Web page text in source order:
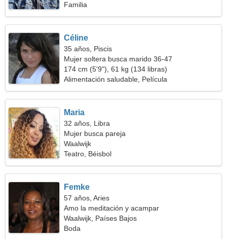
Familia
Céline
35 años, Piscis
Mujer soltera busca marido 36-47
174 cm (5'9"), 61 kg (134 libras)
Alimentación saludable, Película
Maria
32 años, Libra
Mujer busca pareja
Waalwijk
Teatro, Béisbol
Femke
57 años, Aries
Amo la meditación y acampar
Waalwijk, Países Bajos
Boda